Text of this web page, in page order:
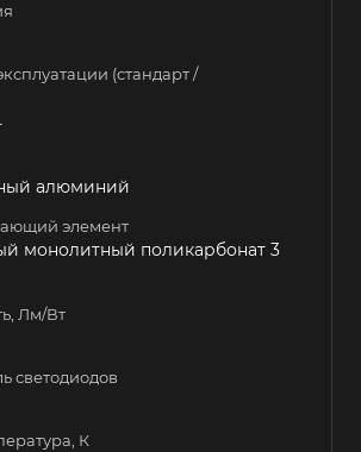
(стандарт /
алюминий
элемент
монолитный поликарбонат 3
Лм/Вт
светодиодов
К